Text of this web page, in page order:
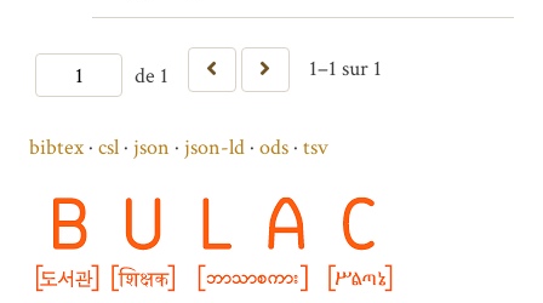
de 1 1–1 sur 1
bibtex csl json json-ld ods tsv